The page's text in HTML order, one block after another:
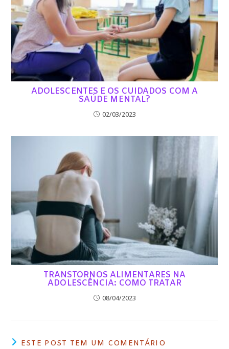
ADOLESCENTES E OS CUIDADOS COM A
SAÚDE MENTAL?
02/03/2023
TRANSTORNOS ALIMENTARES NA
ADOLESCÊNCIA: COMO TRATAR
08/04/2023
ESTE POST TEM UM COMENTÁRIO